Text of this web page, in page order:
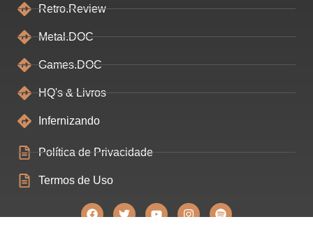
Retro.Review
Metal.DOC
Games.DOC
HQ's & Livros
Infernizando
Política de Privacidade
Termos de Uso